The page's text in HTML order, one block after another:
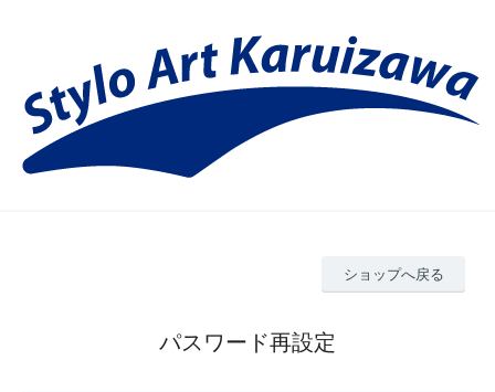
ショップへ戻る
パスワード再設定